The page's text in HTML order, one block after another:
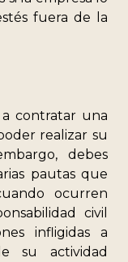
fuera de la
a contratar una
realizar su
debes
pautas que
ocurren
civil
infligidas a
su actividad